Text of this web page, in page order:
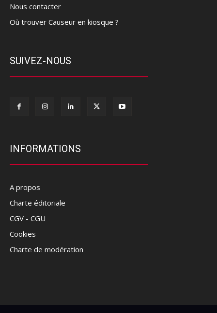
Nous contacter
Où trouver Causeur en kiosque ?
SUIVEZ-NOUS
INFORMATIONS
A propos
Charte éditoriale
CGV - CGU
Cookies
Charte de modération